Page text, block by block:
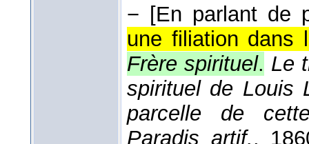
− [En parlant de
une filiation dans
Frère spirituel. Le
spirituel de Louis
parcelle de
Paradis artif.,